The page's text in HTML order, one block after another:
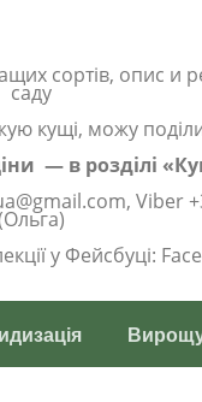
сортів, опис и
саду
кущі, можу
— в розділі
Viber
у Фейсбуці: